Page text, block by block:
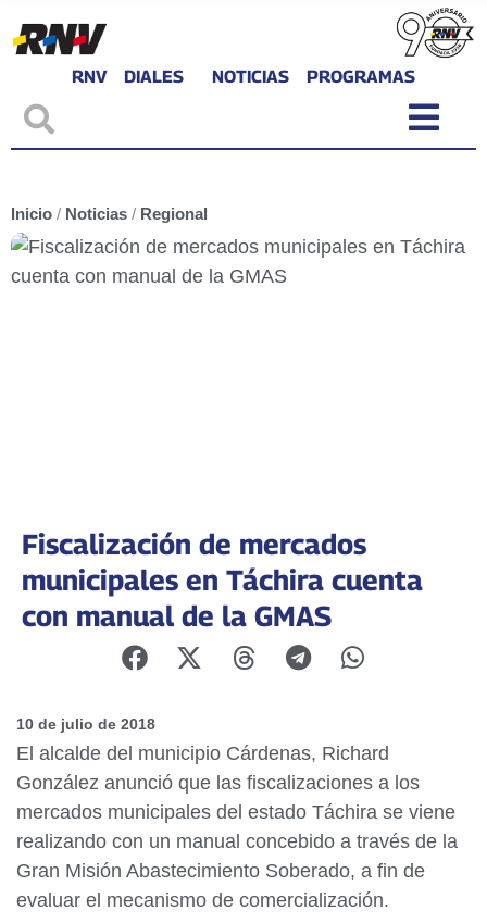
RNV DIALES NOTICIAS PROGRAMAS
Inicio / Noticias / Regional
Fiscalización de mercados
municipales en Táchira cuenta
con manual de la GMAS
10 de julio de 2018
El alcalde del municipio Cárdenas, Richard
González anunció que las fiscalizaciones a los
mercados municipales del estado Táchira se viene
realizando con un manual concebido a través de la
Gran Misión Abastecimiento Soberado, a fin de
evaluar el mecanismo de comercialización.